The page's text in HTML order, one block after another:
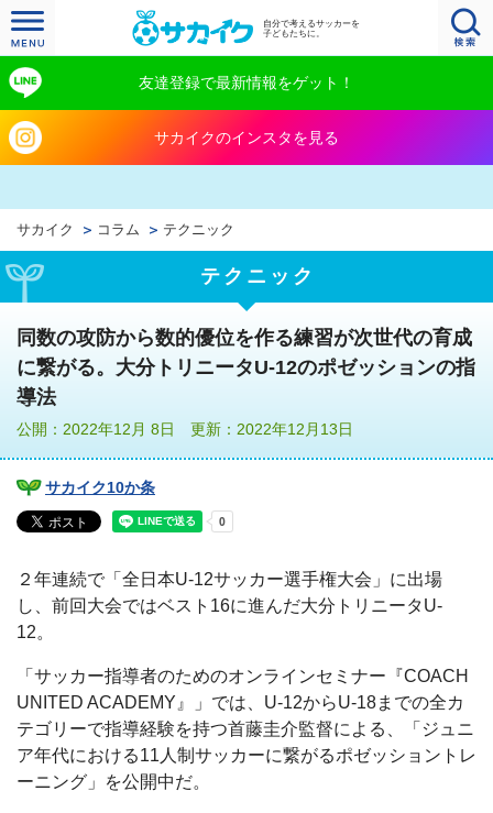
自分で考えるサッカーを
子どもたちに。
友達登録で最新情報をゲット！
サカイクのインスタを見る
サカイク コラム テクニック
テクニック
同数の攻防から数的優位を作る練習が次世代の育成
に繋がる。大分トリニータU-12のポゼッションの指
導法
公開：2022年12月 8日 更新：2022年12月13日
サカイク10か条
２年連続で「全日本U-12サッカー選手権大会」に出場
し、前回大会ではベスト16に進んだ大分トリニータU-
12。
「サッカー指導者のためのオンラインセミナー『COACH
UNITED ACADEMY』」では、U-12からU-18までの全カ
テゴリーで指導経験を持つ首藤圭介監督による、「ジュニ
ア年代における11人制サッカーに繋がるポゼッショントレ
ーニング」を公開中だ。